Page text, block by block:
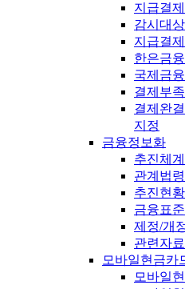
지급결
감시대
지급결
한은금
국제금
결제부
결제완
지정
금융정보화
추진체계
관계법령
추진현황
금융표
제정/개
관련자료
모바일현금카
모바일